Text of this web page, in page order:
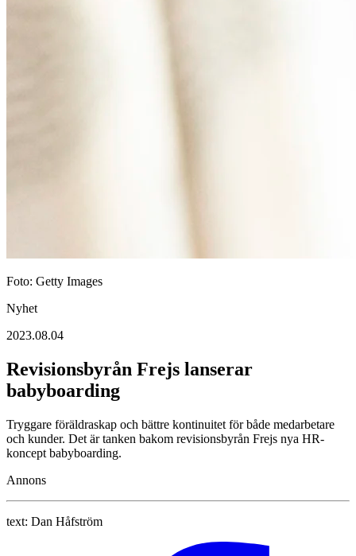
Foto: Getty Images
Nyhet
2023.08.04
Revisionsbyrån Frejs lanserar
babyboarding
Tryggare föräldraskap och bättre kontinuitet för både medarbetare
och kunder. Det är tanken bakom revisionsbyrån Frejs nya HR-
koncept babyboarding.
Annons
text: Dan Håfström